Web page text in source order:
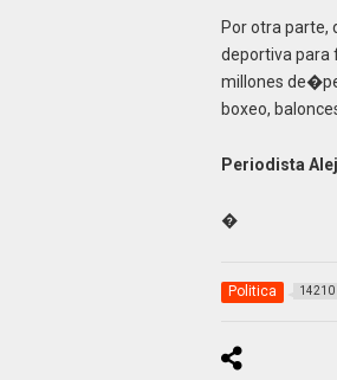
Por otra
deportiva para
millones
boxeo,
Periodista
�
Politica 14210